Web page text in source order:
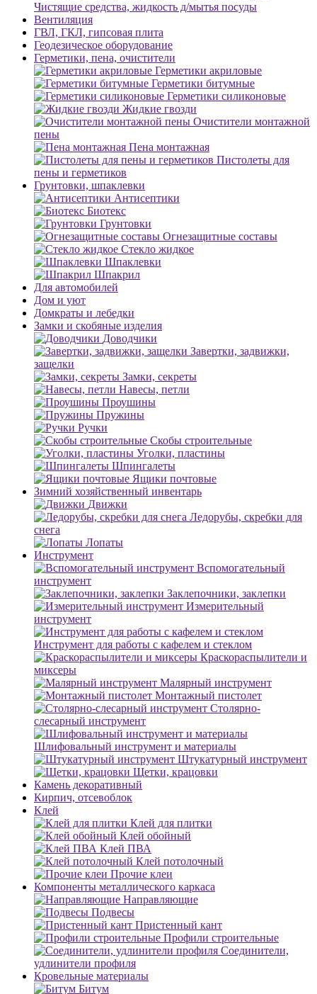
Чистящие средства, жидкость д/мытья посуды
Вентиляция
ГВЛ, ГКЛ, гипсовая плита
Геодезическое оборудование
Герметики, пена, очистители
Герметики акриловые
Герметики битумные
Герметики силиконовые
Жидкие гвозди
Очистители монтажной
пены
Пена монтажная
Пистолеты для
пены и герметиков
Грунтовки, шпаклевки
Антисептики
Биотекс
Грунтовки
Огнезащитные составы
Стекло жидкое
Шпаклевки
Шпакрил
Для автомобилей
Дом и уют
Домкраты и лебедки
Замки и скобяные изделия
Доводчики
Завертки, задвижки,
защелки
Замки, секреты
Навесы, петли
Проушины
Пружины
Ручки
Скобы строительные
Уголки, пластины
Шпингалеты
Ящики почтовые
Зимний хозяйственный инвентарь
Движки
Ледорубы, скребки для
снега
Лопаты
Инструмент
Вспомогательный
инструмент
Заклепочники, заклепки
Измерительный
инструмент
Инструмент для работы с кафелем и стеклом
Краскораспылители и
миксеры
Малярный инструмент
Монтажный пистолет
Столярно-
слесарный инструмент
Шлифовальный инструмент и материалы
Штукатурный инструмент
Щетки, крацовки
Камень декоративный
Кирпич, отсевоблок
Клей
Клей для плитки
Клей обойный
Клей ПВА
Клей потолочный
Прочие клеи
Компоненты металлического каркаса
Направляющие
Подвесы
Пристенный кант
Профили строительные
Соединители,
удлинители профиля
Кровельные материалы
Битум